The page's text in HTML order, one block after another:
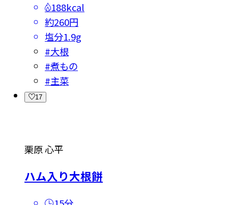
188kcal
約260円
塩分1.9g
#大根
#煮もの
#主菜
17
栗原 心平
ハム入り大根餅